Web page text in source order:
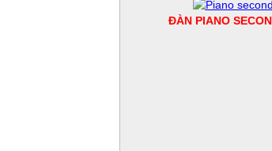
ĐÀN PIANO